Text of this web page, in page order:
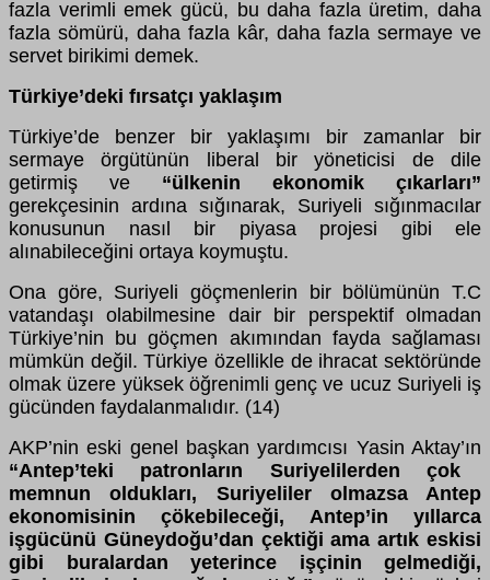
fazla verimli emek gücü, bu daha fazla üretim, daha
fazla sömürü, daha fazla kâr, daha fazla sermaye ve
servet birikimi demek.
Türkiye’deki fırsatçı yaklaşım
Türkiye’de benzer bir yaklaşımı bir zamanlar bir
sermaye örgütünün liberal bir yöneticisi de dile
getirmiş ve “ülkenin ekonomik çıkarları”
gerekçesinin ardına sığınarak, Suriyeli sığınmacılar
konusunun nasıl bir piyasa projesi gibi ele
alınabileceğini ortaya koymuştu.
Ona göre, Suriyeli göçmenlerin bir bölümünün T.C
vatandaşı olabilmesine dair bir perspektif olmadan
Türkiye’nin bu göçmen akımından fayda sağlaması
mümkün değil. Türkiye özellikle de ihracat sektöründe
olmak üzere yüksek öğrenimli genç ve ucuz Suriyeli iş
gücünden faydalanmalıdır. (14)
AKP’nin eski genel başkan yardımcısı Yasin Aktay’ın
“Antep’teki patronların Suriyelilerden çok
memnun oldukları, Suriyeliler olmazsa Antep
ekonomisinin çökebileceği, Antep’in yıllarca
işgücünü Güneydoğu’dan çektiği ama artık eskisi
gibi buralardan yeterince işçinin gelmediği,